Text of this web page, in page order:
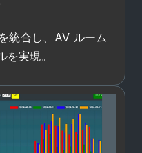
統合し、AV ルーム
実現。